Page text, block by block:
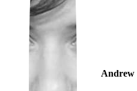
Andrew